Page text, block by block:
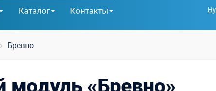
Каталог Контакты
Бревно
модуль «Бревно»